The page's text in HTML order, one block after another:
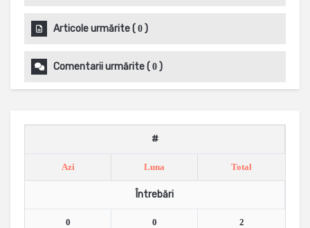
Articole urmărite( 0 )
Comentarii urmărite( 0 )
#
Azi Luna Total
Întrebări
0 0 2